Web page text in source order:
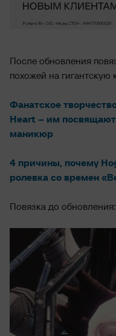
После обновления
похожей на
Фанатское
Heart – им
маникюр
4 причины, почему
ролевка со времен
Повязка до обновления: